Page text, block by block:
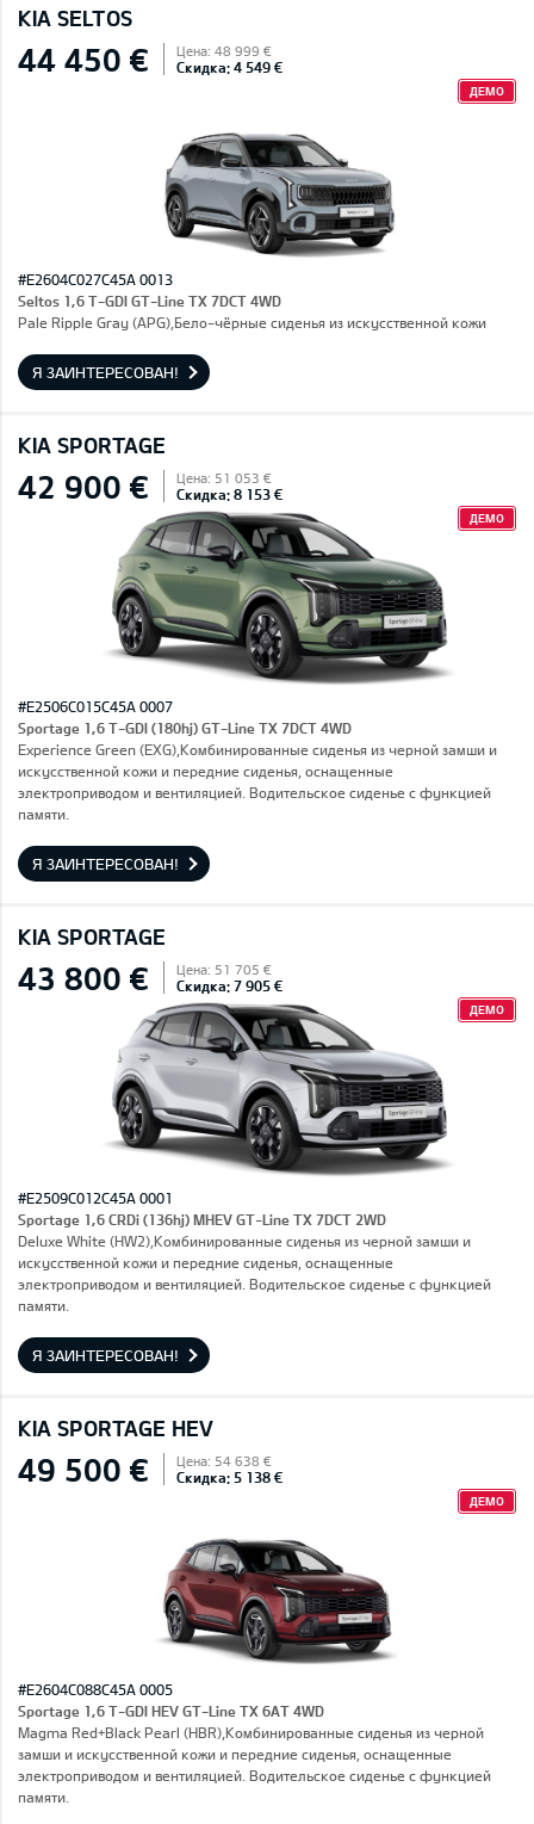
KIA SELTOS
44 450 € Цена: 48 999 €
Скидка: 4 549 €
ДЕМО
#E2604C027C45A 0013
Seltos 1,6 T-GDI GT-Line TX 7DCT 4WD
Pale Ripple Gray (APG),Бело-чёрные сиденья из искусственной кожи
Я ЗАИНТЕРЕСОВАН!
KIA SPORTAGE
42 900 € Цена: 51 053 €
Скидка: 8 153 €
ДЕМО
#E2506C015C45A 0007
Sportage 1,6 T-GDI (180hj) GT-Line TX 7DCT 4WD
Experience Green (EXG),Комбинированные сиденья из черной замши и
искусственной кожи и передние сиденья, оснащенные
электроприводом и вентиляцией. Водительское сиденье с функцией
памяти.
Я ЗАИНТЕРЕСОВАН!
KIA SPORTAGE
43 800 € Цена: 51 705 €
Скидка: 7 905 €
ДЕМО
#E2509C012C45A 0001
Sportage 1,6 CRDi (136hj) MHEV GT-Line TX 7DCT 2WD
Deluxe White (HW2),Комбинированные сиденья из черной замши и
искусственной кожи и передние сиденья, оснащенные
электроприводом и вентиляцией. Водительское сиденье с функцией
памяти.
Я ЗАИНТЕРЕСОВАН!
KIA SPORTAGE HEV
49 500 € Цена: 54 638 €
Скидка: 5 138 €
ДЕМО
#E2604C088C45A 0005
Sportage 1,6 T-GDI HEV GT-Line TX 6AT 4WD
Magma Red+Black Pearl (HBR),Комбинированные сиденья из черной
замши и искусственной кожи и передние сиденья, оснащенные
электроприводом и вентиляцией. Водительское сиденье с функцией
памяти.